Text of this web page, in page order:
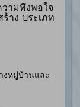
ามพึงพอใจ
าง ประเภท
งหมู่บ้านและ